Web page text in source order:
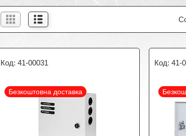
41-00031
Безкоштовна доставка
41-